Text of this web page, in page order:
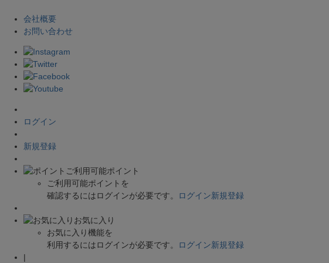
会社概要
お問い合わせ
ログイン
新規登録
ご利用可能ポイント
ご利用可能ポイントを
確認するにはログインが必要です。
ログイン新規登録
お気に入り
お気に入り機能を
利用するにはログインが必要です。
ログイン新規登録
|